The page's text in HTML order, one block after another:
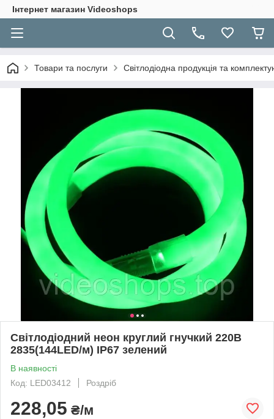
Інтернет магазин Videoshops
Товари та послуги Світлодіодна продукція та
Світлодіодний неон круглий гнучкий 220В
2835(144LED/м) IP67 зелений
В наявності
Код: LED03412
Роздріб
228,05 ₴/м